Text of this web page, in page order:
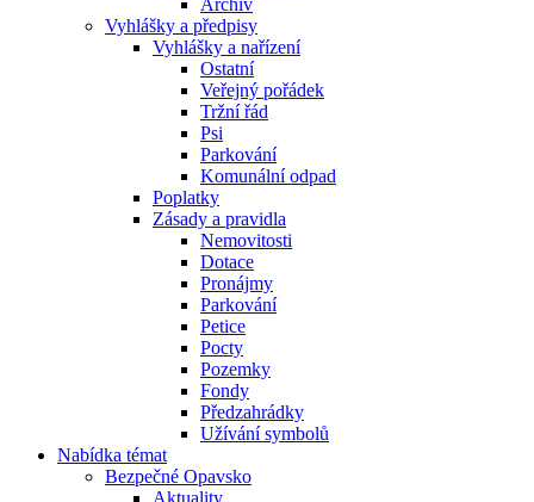
Archiv
Vyhlášky a předpisy
Vyhlášky a nařízení
Ostatní
Veřejný pořádek
Tržní řád
Psi
Parkování
Komunální odpad
Poplatky
Zásady a pravidla
Nemovitosti
Dotace
Pronájmy
Parkování
Petice
Pocty
Pozemky
Fondy
Předzahrádky
Užívání symbolů
Nabídka témat
Bezpečné Opavsko